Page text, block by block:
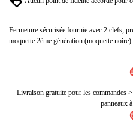
Fermeture sécurisée fournie avec 2 clefs,
moquette 2ème génération (moquette noire)
Livraison gratuite pour les commandes
panneaux